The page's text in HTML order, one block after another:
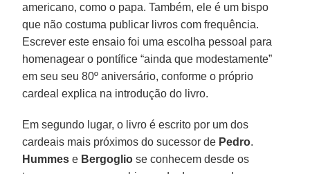
americano, como o papa. Também, ele é um bispo
que não costuma publicar livros com frequência.
Escrever este ensaio foi uma escolha pessoal para
homenagear o pontífice “ainda que modestamente”
em seu seu 80º aniversário, conforme o próprio
cardeal explica na introdução do livro.
Em segundo lugar, o livro é escrito por um dos
cardeais mais próximos do sucessor de Pedro.
Hummes e Bergoglio se conhecem desde os